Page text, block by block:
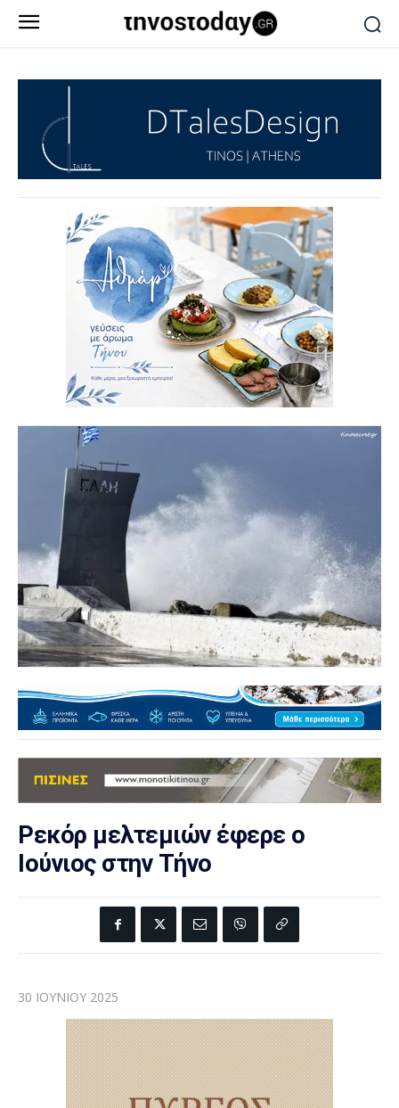
Ρεκόρ μελτεμιών έφερε ο
Ιούνιος στην Τήνο
30 ΙΟΥΝΊΟΥ 2025